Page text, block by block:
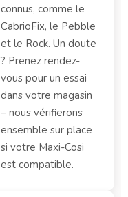
connus, comme le
CabrioFix, le Pebble
et le Rock. Un doute
? Prenez rendez-
vous pour un essai
dans votre magasin
– nous vérifierons
ensemble sur place
si votre Maxi-Cosi
est compatible.